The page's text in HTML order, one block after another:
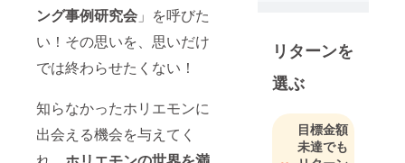
ング事例研究会 」を呼びた
い！その思いを、思いだけ
では終わらせたくない！
知らなかったホリエモンに
出会える機会を与えてく
チケット
➡https://t.liv
epocket.jp/t/
blue-santa
#ブルーサン
タクロース
リターンを
選ぶ
目標金額
未達でも